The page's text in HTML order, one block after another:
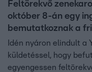
Feltörekvő
október 8-án egy
bemutatkoznak a
Idén nyáron elindult a
küldetéssel, hogy
egyengessen